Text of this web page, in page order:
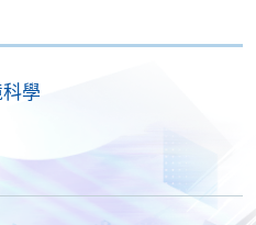
或有效護照之副本 (需攜同
話：2587 3217 或電郵：
學